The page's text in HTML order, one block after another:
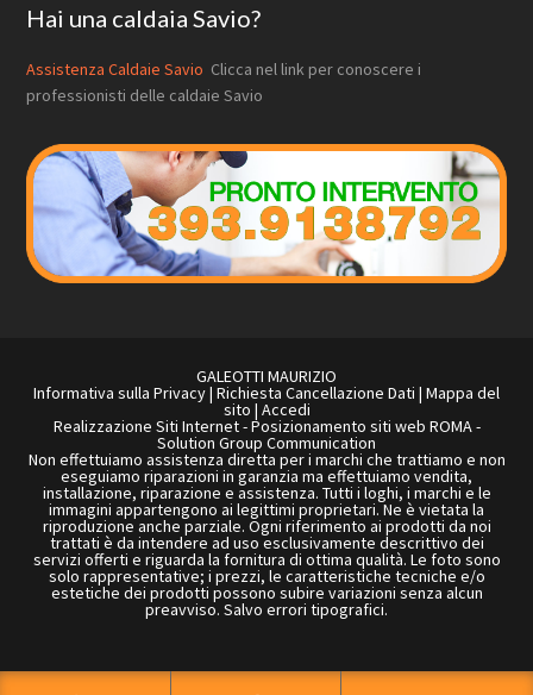
Hai una caldaia Savio?
Assistenza Caldaie Savio Clicca nel link per conoscere i
professionisti delle caldaie Savio
GALEOTTI MAURIZIO
Informativa sulla Privacy| Richiesta Cancellazione Dati | Mappa del
sito | Accedi
Realizzazione Siti Internet-Posizionamento siti web ROMA-
Solution Group Communication
Non effettuiamo assistenza diretta per i marchi che trattiamo e non
eseguiamo riparazioni in garanzia ma effettuiamo vendita,
installazione, riparazione e assistenza. Tutti i loghi, i marchi e le
immagini appartengono ai legittimi proprietari. Ne è vietata la
riproduzione anche parziale. Ogni riferimento ai prodotti da noi
trattati è da intendere ad uso esclusivamente descrittivo dei
servizi offerti e riguarda la fornitura di ottima qualità. Le foto sono
solo rappresentative; i prezzi, le caratteristiche tecniche e/o
estetiche dei prodotti possono subire variazioni senza alcun
preavviso. Salvo errori tipografici.